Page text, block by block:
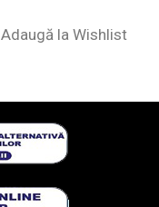
Adaugă la Wishlist